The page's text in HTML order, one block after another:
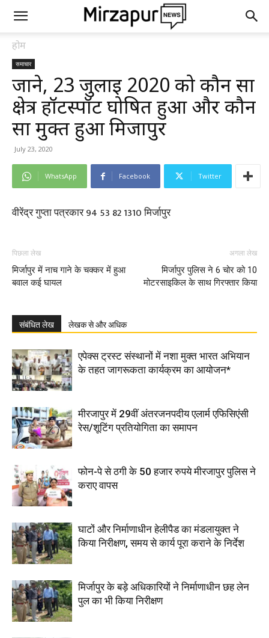
होम
समाचार
जाने, 23 जुलाई 2020 को कौन सा
क्षेत्र हॉटस्पॉट घोषित हुआ और कौन
सा मुक्त हुआ मिर्जापुर
July 23, 2020
WhatsApp Facebook Twitter
वीरेंद्र गुप्ता पत्रकार 94 53 82 1310 मिर्जापुर
पिछला लेख
मिर्जापुर में नाच गाने के चक्कर में हुआ
बवाल कई घायल
अगला लेख
मिर्जापुर पुलिस ने 6 चोर को 10
मोटरसाइकिल के साथ गिरफ्तार किया
संबंधित लेख लेखक से और अधिक
एपेक्स ट्रस्ट संस्थानों में नशा मुक्त भारत अभियान
के तहत जागरूकता कार्यक्रम का आयोजन*
मीरजापुर में 29वीं अंतरजनपदीय एलार्म एफिसिएंसी
रेस/शूटिंग प्रतियोगिता का समापन
फोन-पे से ठगी के 50 हजार रुपये मीरजापुर पुलिस ने
कराए वापस
घाटों और निर्माणाधीन हेलीपैड का मंडलायुक्त ने
किया निरीक्षण, समय से कार्य पूरा कराने के निर्देश
मिर्जापुर के बड़े अधिकारियों ने निर्माणाधीन छह लेन
पुल का भी किया निरीक्षण